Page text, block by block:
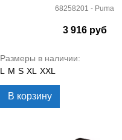
68258201 - Puma
3 916руб
Размеры в наличии:
L
M S XL XXL
В корзину